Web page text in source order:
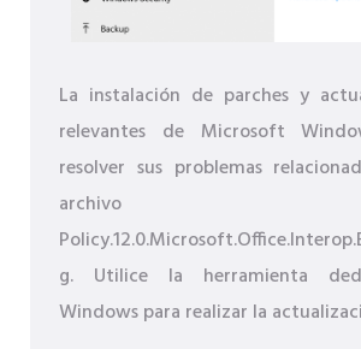
La instalación de parches y
relevantes de Microsoft
resolver sus problemas
archivo
g. Utilice la herramienta
Windows para realizar la